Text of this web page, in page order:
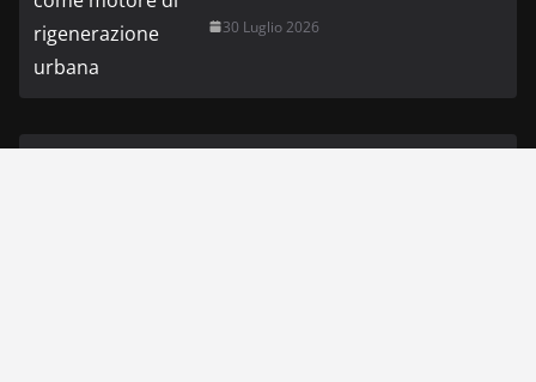
30 Luglio 2026